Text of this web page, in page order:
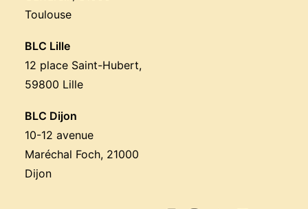
Toulouse
BLC Lille
12 place Saint-Hubert,
59800 Lille
BLC Dijon
10-12 avenue
Maréchal Foch, 21000
Dijon